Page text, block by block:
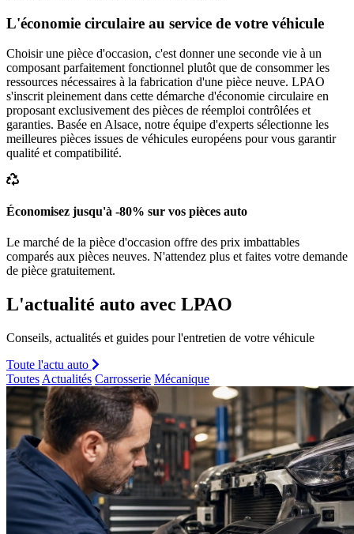
L'économie circulaire au service de votre véhicule
Choisir une pièce d'occasion, c'est donner une seconde vie à un
composant parfaitement fonctionnel plutôt que de consommer les
ressources nécessaires à la fabrication d'une pièce neuve. LPAO
s'inscrit pleinement dans cette démarche d'économie circulaire en
proposant exclusivement des pièces de réemploi contrôlées et
garanties. Basée en Alsace, notre équipe d'experts sélectionne les
meilleures pièces issues de véhicules européens pour vous garantir
qualité et compatibilité.
Économisez jusqu'à -80% sur vos pièces auto
Le marché de la pièce d'occasion offre des prix imbattables
comparés aux pièces neuves. N'attendez plus et faites votre demande
de pièce gratuitement.
L'actualité auto avec LPAO
Conseils, actualités et guides pour l'entretien de votre véhicule
Toute l'actu auto
Toutes Actualités Carrosserie Mécanique